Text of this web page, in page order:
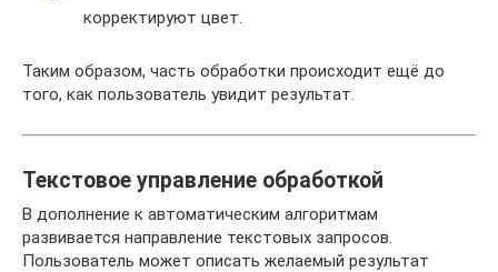
корректируют цвет.
Таким образом, часть обработки происходит ещё до
того, как пользователь увидит результат.
Текстовое управление обработкой
В дополнение к автоматическим алгоритмам
развивается направление текстовых запросов.
Пользователь может описать желаемый результат